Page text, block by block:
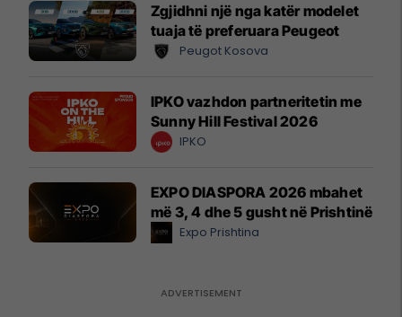
Zgjidhni një nga katër modelet
tuaja të preferuara Peugeot
Peugot Kosova
IPKO vazhdon partneritetin me
Sunny Hill Festival 2026
IPKO
EXPO DIASPORA 2026 mbahet
më 3, 4 dhe 5 gusht në Prishtinë
Expo Prishtina